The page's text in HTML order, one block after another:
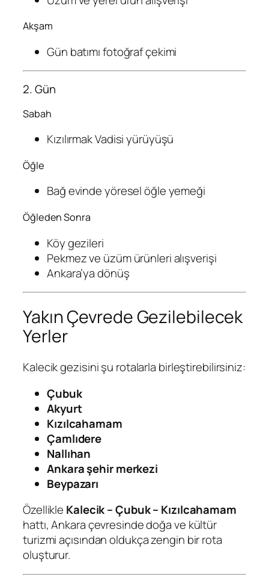
Akşam
Gün batımı fotoğraf çekimi
2. Gün
Sabah
Kızılırmak Vadisi yürüyüşü
Öğle
Bağ evinde yöresel öğle yemeği
Öğleden Sonra
Köy gezileri
Pekmez ve üzüm ürünleri alışverişi
Ankara’ya dönüş
Yakın Çevrede Gezilebilecek
Yerler
Kalecik gezisini şu rotalarla birleştirebilirsiniz:
Çubuk
Akyurt
Kızılcahamam
Çamlıdere
Nallıhan
Ankara şehir merkezi
Beypazarı
Özellikle Kalecik – Çubuk – Kızılcahamam
hattı, Ankara çevresinde doğa ve kültür
turizmi açısından oldukça zengin bir rota
oluşturur.